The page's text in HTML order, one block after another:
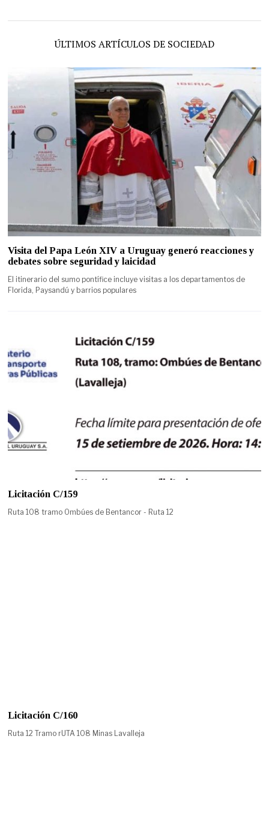
ÚLTIMOS ARTÍCULOS DE SOCIEDAD
Visita del Papa León XIV a Uruguay generó reacciones y
debates sobre seguridad y laicidad
El itinerario del sumo pontífice incluye visitas a los departamentos de
Florida, Paysandú y barrios populares
Licitación C/159
Ruta 108 tramo Ombúes de Bentancor - Ruta 12
Licitación C/160
Ruta 12 Tramo rUTA 108 Minas Lavalleja